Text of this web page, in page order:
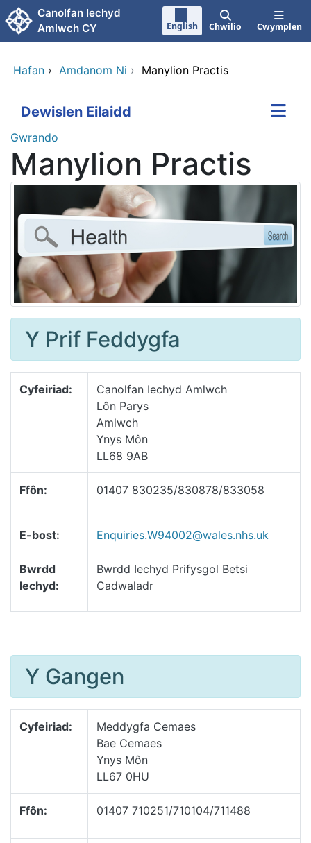
Neidio i'r prif gynnwy
Canolfan Iechyd
Amlwch CY
English Chwilio Cwymplen
Hafan › Amdanom Ni › Manylion Practis
Dewislen Eilaidd
Gwrando
Manylion Practis
Y Prif Feddygfa
Cyfeiriad:
Canolfan Iechyd Amlwch
Lôn Parys
Amlwch
Ynys Môn
LL68 9AB
Ffôn: 01407 830235/830878/833058
E-bost: Enquiries.W94002@wales.nhs.uk
Bwrdd
Iechyd:
Bwrdd Iechyd Prifysgol Betsi
Cadwaladr
Y Gangen
Cyfeiriad:
Meddygfa Cemaes
Bae Cemaes
Ynys Môn
LL67 0HU
Ffôn: 01407 710251/710104/711488